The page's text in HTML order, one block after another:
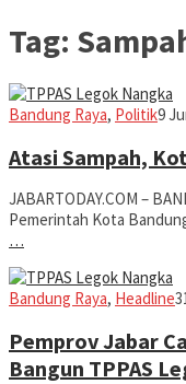
Tag:
Bandung Raya, Politik9
Atasi Sampah,
JABARTODAY.COM –
Pemerintah Kota
…
Bandung Raya, Headline
Pemprov Jabar
Bangun TPPAS